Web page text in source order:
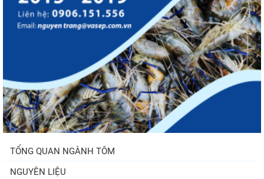
TỔNG QUAN NGÀNH TÔM
NGUYÊN LIỆU